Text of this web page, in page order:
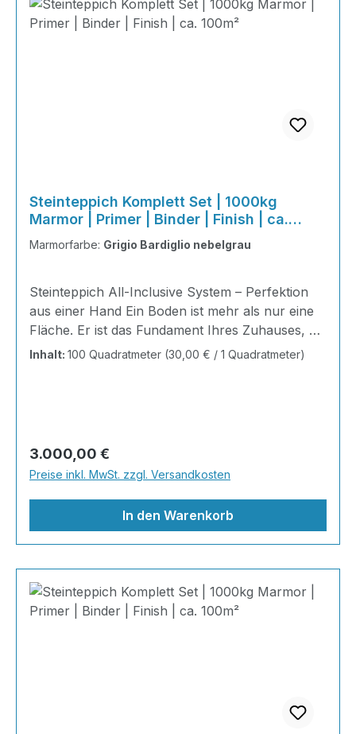
Steinteppich Komplett Set | 1000kg
Marmor | Primer | Binder | Finish | ca.
100m²
Marmorfarbe: Grigio Bardiglio nebelgrau
Steinteppich All-Inclusive System – Perfektion
aus einer Hand Ein Boden ist mehr als nur eine
Fläche. Er ist das Fundament Ihres Zuhauses, die
Bühne Ihres Alltags, die Basis für jedes Gefühl
kompromisslos hochwertig. Wohnraum-
Steinteppich aus echtem italienischen
Naturmarmor – pflegeleicht, farbecht und
individuell in der Gestaltung!
Inhalt: 100 Quadratmeter (30,00 € / 1 Quadratmeter)
Regulärer Preis:
3.000,00 €
Preise inkl. MwSt. zzgl. Versandkosten
In den Warenkorb